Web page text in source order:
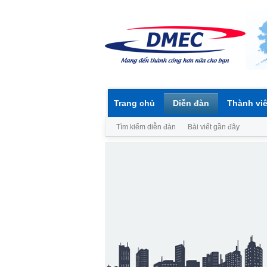
Trang chủ Diễn đàn
Tìm kiếm diễn đàn Bài viết gần đây
Thành